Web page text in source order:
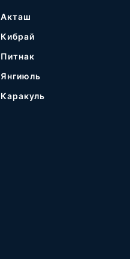
Акташ
Кибрай
Питнак
Янгиюль
Каракуль